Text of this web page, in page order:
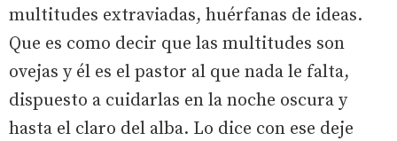
multitudes extraviadas, huérfanas de ideas.
Que es como decir que las multitudes son
ovejas y él es el pastor al que nada le falta,
dispuesto a cuidarlas en la noche oscura y
hasta el claro del alba. Lo dice con ese deje